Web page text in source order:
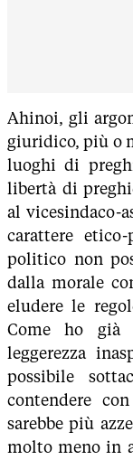
Ahinoi, gli
giuridico, più o
luoghi di
libertà di
al vicesindaco-
carattere
politico non
dalla morale
eludere le
Come ho già
leggerezza
possibile
contendere
sarebbe più
molto meno in